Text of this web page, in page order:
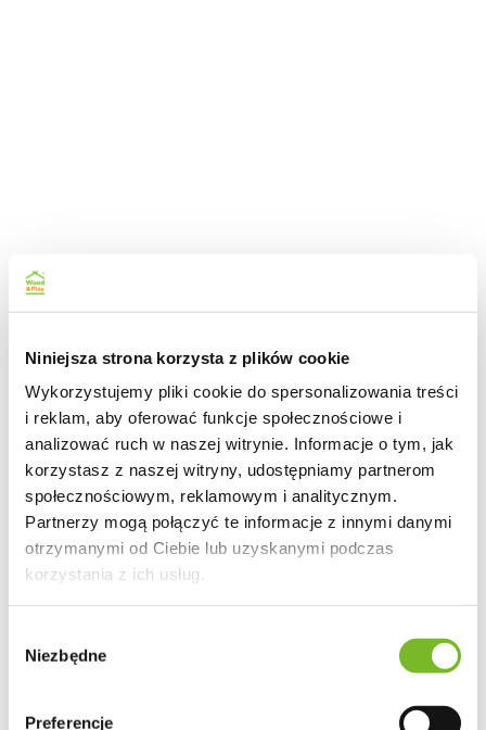
Niniejsza strona korzysta z plików cookie
Wykorzystujemy pliki cookie do spersonalizowania treści
i reklam, aby oferować funkcje społecznościowe i
analizować ruch w naszej witrynie. Informacje o tym, jak
korzystasz z naszej witryny, udostępniamy partnerom
społecznościowym, reklamowym i analitycznym.
Partnerzy mogą połączyć te informacje z innymi danymi
otrzymanymi od Ciebie lub uzyskanymi podczas
korzystania z ich usług.
zgody
Niezbędne
Preferencje